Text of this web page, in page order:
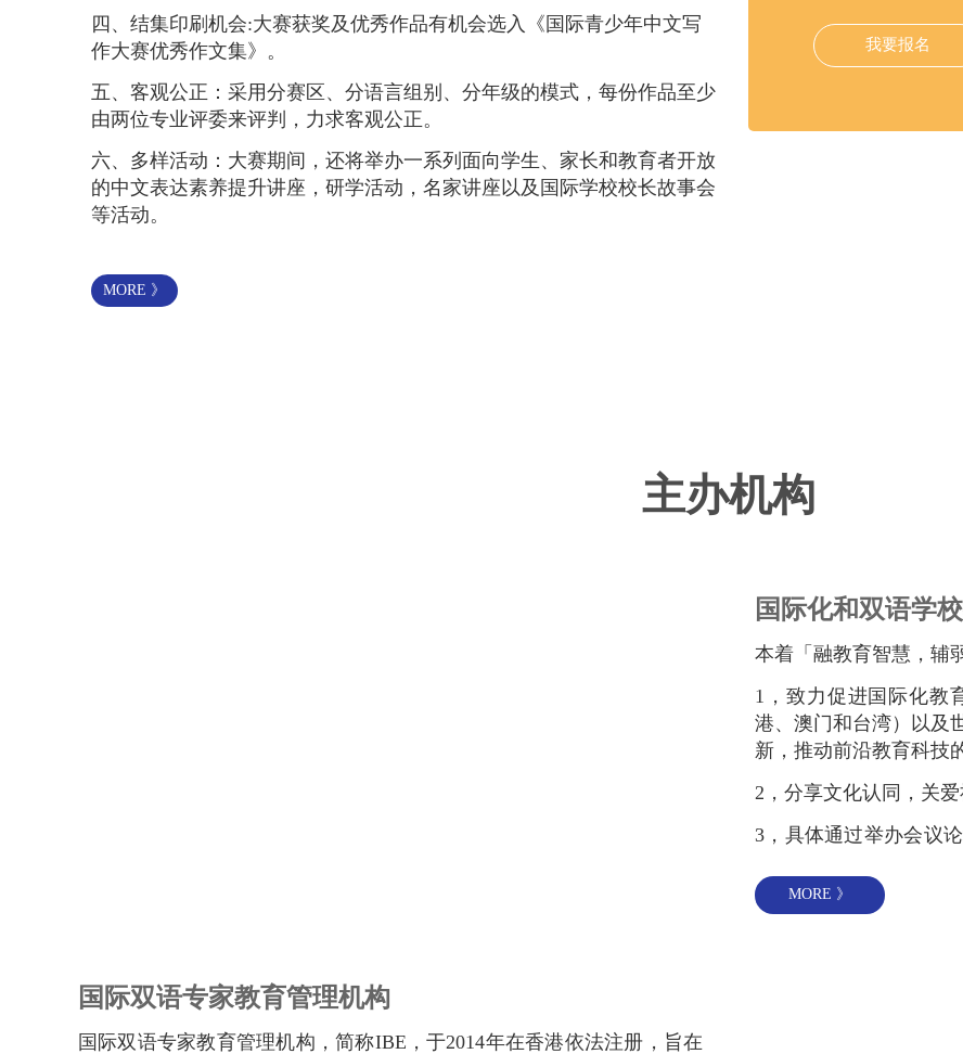
四、结集印刷机会:大赛获奖及优秀作品有机会选入《国际青少年中文写
作大赛优秀作文集》。
五、客观公正：采用分赛区、分语言组别、分年级的模式，每份作品至少
由两位专业评委来评判，力求客观公正。
六、多样活动：大赛期间，还将举办一系列面向学生、家长和教育者开放
的中文表达素养提升讲座，研学活动，名家讲座以及国际学校校长故事会
等活动。
MORE 》
我要报名
主办机构
国际化和双语学
本着「融教育智慧，辅
1，致力促进国际化教
港、澳门和台湾）以及
新，推动前沿教育科技
2，分享文化认同，关爱
3，具体通过举办会议
生发展的研学项目，推
等活动和途径来服务社
MORE 》
国际双语专家教育管理机构
国际双语专家教育管理机构，简称IBE，于2014年在香港依法注册，旨在